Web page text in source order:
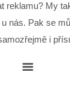
reklamu? My
nás. Pak se
i